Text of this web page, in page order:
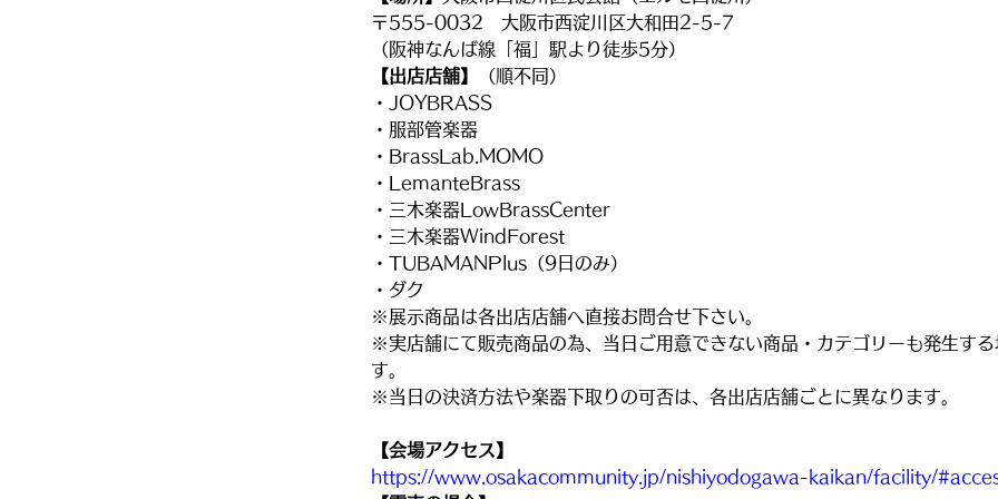
〒555-0032　大阪市西淀川区大和田2-5-7
（阪神なんば線「福」駅より徒歩5分）
【出店店舗】
（順不同）
・JOYBRASS
・服部管楽器
・BrassLab.MOMO
・LemanteBrass
・三木楽器LowBrassCenter
・三木楽器WindForest
・TUBAMANPlus（9日のみ）
・ダク
※展示商品は各出店店舗へ直接お問合せ下さい。
※実店舗にて販売商品の為、当日ご用意できない商品・カテゴリーも発生す
す。
※当日の決済方法や楽器下取りの可否は、各出店店舗ごとに異なります。
【会場アクセス】
https://www.osakacommunity.jp/nishiyodogawa-kaikan/facility/